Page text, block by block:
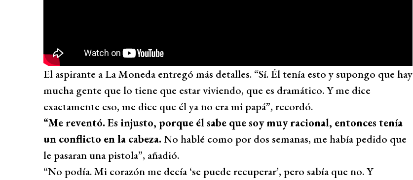
El aspirante a La Moneda entregó más detalles. “Sí. Él tenía esto y supongo que hay
mucha gente que lo tiene que estar viviendo, que es dramático. Y me dice
exactamente eso, me dice que él ya no era mi papá”, recordó.
“Me reventó. Es injusto, porque él sabe que soy muy racional, entonces tenía
un conflicto en la cabeza. No hablé como por dos semanas, me había pedido que
le pasaran una pistola”, añadió.
“No podía. Mi corazón me decía ‘se puede recuperar’, pero sabía que no. Y